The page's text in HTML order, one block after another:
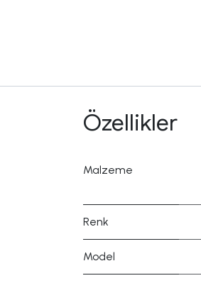
Özellikler
Malzeme
Renk
Model